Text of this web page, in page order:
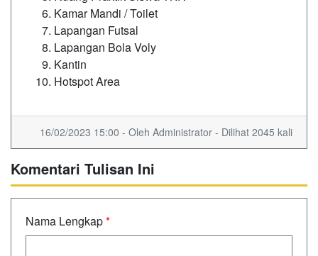
Kamar Mandi / Toilet
Lapangan Futsal
Lapangan Bola Voly
Kantin
Hotspot Area
16/02/2023 15:00 - Oleh Administrator - Dilihat 2045 kali
Komentari Tulisan Ini
Nama Lengkap*